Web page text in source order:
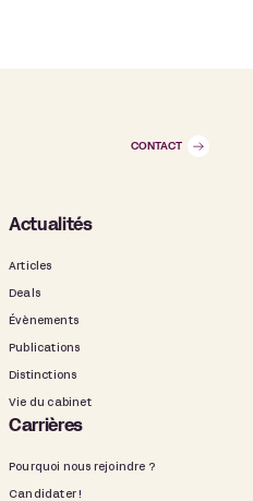
CONTACT
Actualités
Articles
Deals
Évènements
Publications
Distinctions
Vie du cabinet
Carrières
Pourquoi nous rejoindre ?
Candidater !